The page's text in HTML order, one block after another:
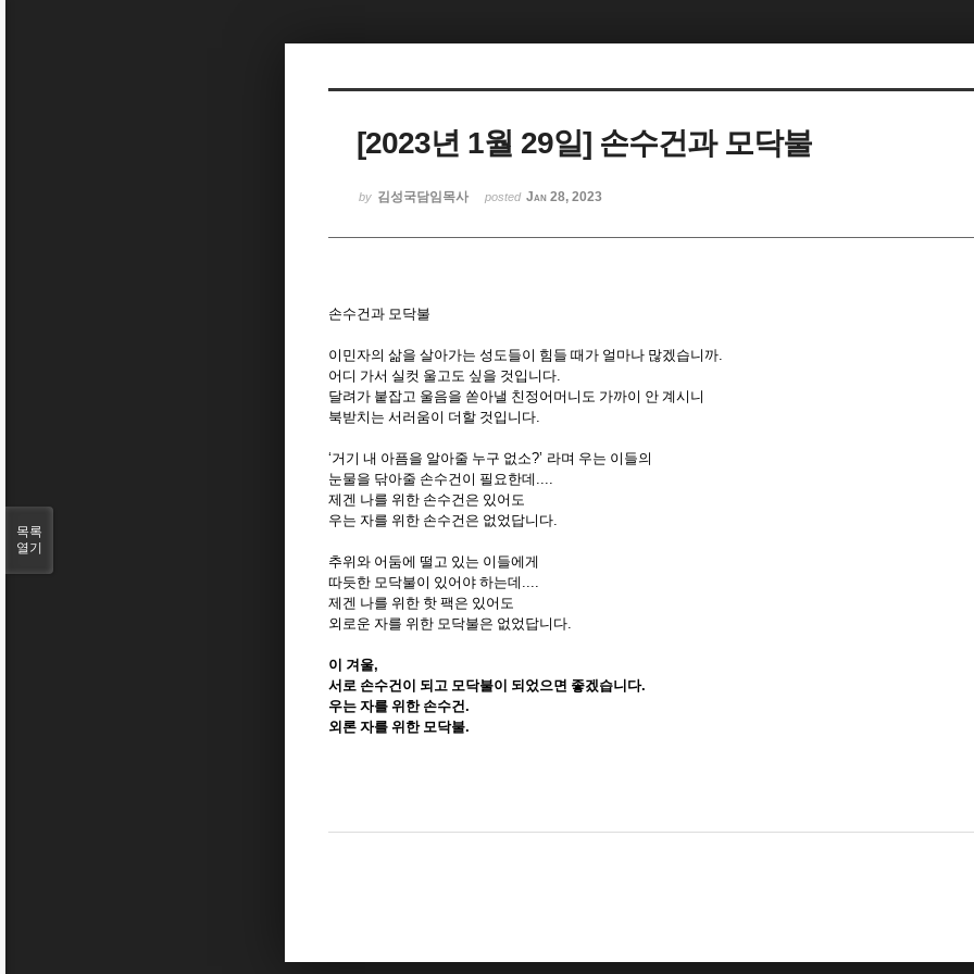
[2023년 1월 29일] 손수건과 모닥불
by 김성국담임목사 posted Jan 28, 2023
손수건과 모닥불
이민자의 삶을 살아가는 성도들이 힘들 때가 얼마나 많겠습니까.
어디 가서 실컷 울고도 싶을 것입니다.
달려가 붙잡고 울음을 쏟아낼 친정어머니도 가까이 안 계시니
북받치는 서러움이 더할 것입니다.
‘거기 내 아픔을 알아줄 누구 없소?’ 라며 우는 이들의
눈물을 닦아줄 손수건이 필요한데 ....
제겐 나를 위한 손수건은 있어도
우는 자를 위한 손수건은 없었답니다.
추위와 어둠에 떨고 있는 이들에게
따듯한 모닥불이 있어야 하는데 ....
제겐 나를 위한 핫 팩은 있어도
외로운 자를 위한 모닥불은 없었답니다.
이 겨울,
서로 손수건이 되고 모닥불이 되었으면 좋겠습니다.
우는 자를 위한 손수건.
외론 자를 위한 모닥불.
목록
열기
Sketchbook5, 스케치북5
Sketchbook5, 스케치북5